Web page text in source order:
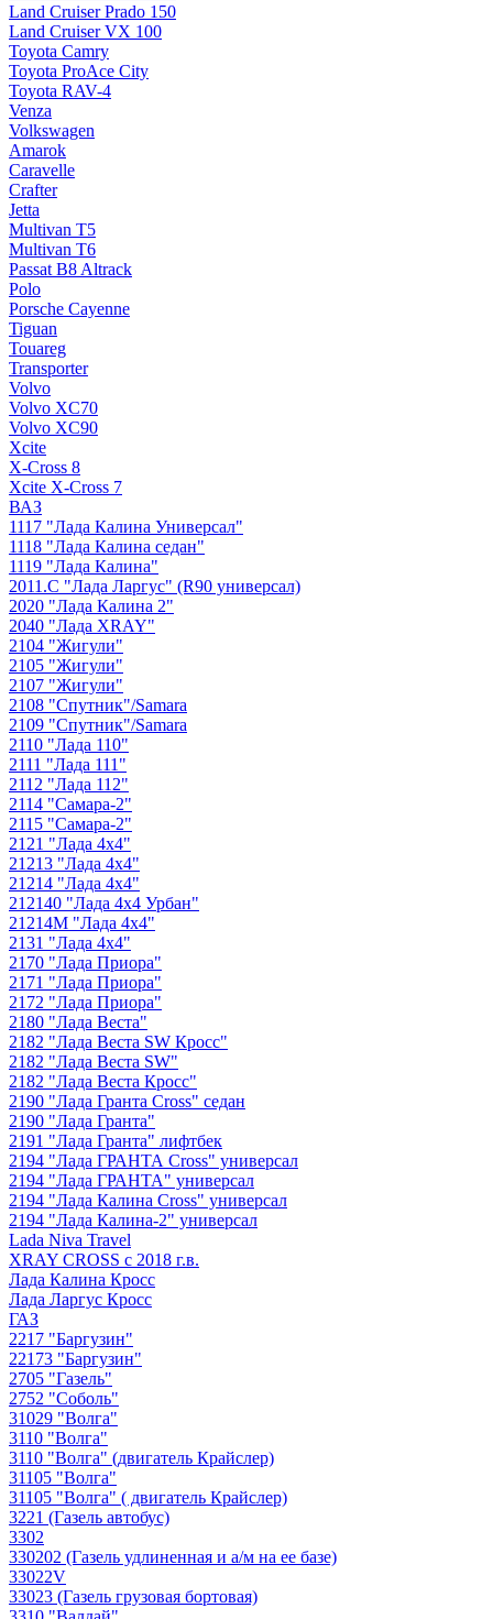
Land Cruiser Prado 150
Land Cruiser VX 100
Toyota Camry
Toyota ProAce City
Toyota RAV-4
Venza
Volkswagen
Amarok
Caravelle
Crafter
Jetta
Multivan T5
Multivan T6
Passat B8 Altrack
Polo
Porsche Cayenne
Tiguan
Touareg
Transporter
Volvo
Volvo XC70
Volvo XC90
Xcite
X-Cross 8
Xcite X-Cross 7
ВАЗ
1117 "Лада Калина Универсал"
1118 "Лада Калина седан"
1119 "Лада Калина"
2011.С "Лада Ларгус" (R90 универсал)
2020 "Лада Калина 2"
2040 "Лада ХRAY"
2104 "Жигули"
2105 "Жигули"
2107 "Жигули"
2108 "Cпутник"/Samara
2109 "Спутник"/Samara
2110 "Лада 110"
2111 "Лада 111"
2112 "Лада 112"
2114 "Самара-2"
2115 "Самара-2"
2121 "Лада 4х4"
21213 "Лада 4х4"
21214 "Лада 4х4"
212140 "Лада 4х4 Урбан"
21214М "Лада 4х4"
2131 "Лада 4х4"
2170 "Лада Приора"
2171 "Лада Приора"
2172 "Лада Приора"
2180 "Лада Веста"
2182 "Лада Веста SW Кросс"
2182 "Лада Веста SW"
2182 "Лада Веста Кросс"
2190 "Лада Гранта Cross" седан
2190 "Лада Гранта"
2191 "Лада Гранта" лифтбек
2194 "Лада ГРАНТА Cross" универсал
2194 "Лада ГРАНТА" универсал
2194 "Лада Калина Cross" универсал
2194 "Лада Калина-2" универсал
Lada Niva Travel
XRAY CROSS с 2018 г.в.
Лада Калина Кросс
Лада Ларгус Кросс
ГАЗ
2217 "Баргузин"
22173 "Баргузин"
2705 "Газель"
2752 "Соболь"
31029 "Волга"
3110 "Волга"
3110 "Волга" (двигатель Крайслер)
31105 "Волга"
31105 "Волга" ( двигатель Крайслер)
3221 (Газель автобус)
3302
330202 (Газель удлиненная и а/м на ее базе)
33022V
33023 (Газель грузовая бортовая)